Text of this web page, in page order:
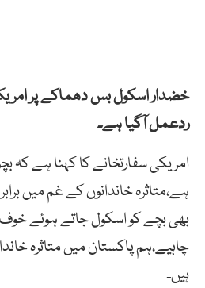
خضدار اسکول بس دھماکے پر
ردعمل آگیا ہے۔
امریکی سفارتخانے کا کہنا ہے کہ
ہے،متاثرہ خاندانوں کے غم میں
بھی بچے کو اسکول جاتے ہوئے خوف
چاہیے،ہم پاکستان میں متاثرہ
ہیں۔